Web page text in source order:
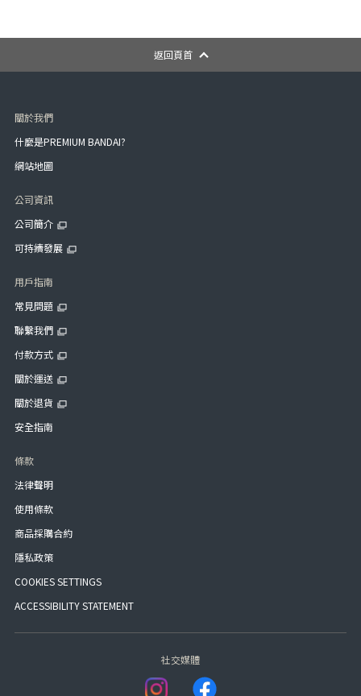
返回頁首
關於我們
什麼是PREMIUM BANDAI?
網站地圖
公司資訊
公司簡介
可持續發展
用戶指南
常見問題
聯繫我們
付款方式
關於運送
關於退貨
安全指南
條款
法律聲明
使用條款
商品採購合約
隱私政策
COOKIES SETTINGS
ACCESSIBILITY STATEMENT
社交媒體